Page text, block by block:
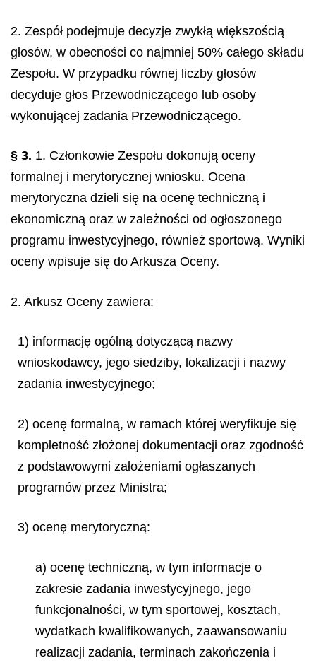
2. Zespół podejmuje decyzje zwykłą większością
głosów, w obecności co najmniej 50% całego składu
Zespołu. W przypadku równej liczby głosów
decyduje głos Przewodniczącego lub osoby
wykonującej zadania Przewodniczącego.
§ 3. 1. Członkowie Zespołu dokonują oceny
formalnej i merytorycznej wniosku. Ocena
merytoryczna dzieli się na ocenę techniczną i
ekonomiczną oraz w zależności od ogłoszonego
programu inwestycyjnego, również sportową. Wyniki
oceny wpisuje się do Arkusza Oceny.
2. Arkusz Oceny zawiera:
1) informację ogólną dotyczącą nazwy
wnioskodawcy, jego siedziby, lokalizacji i nazwy
zadania inwestycyjnego;
2) ocenę formalną, w ramach której weryfikuje się
kompletność złożonej dokumentacji oraz zgodność
z podstawowymi założeniami ogłaszanych
programów przez Ministra;
3) ocenę merytoryczną:
a) ocenę techniczną, w tym informacje o
zakresie zadania inwestycyjnego, jego
funkcjonalności, w tym sportowej, kosztach,
wydatkach kwalifikowanych, zaawansowaniu
realizacji zadania, terminach zakończenia i